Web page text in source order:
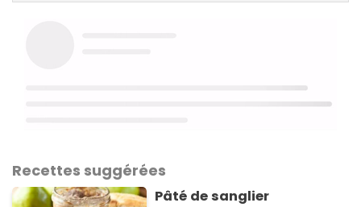
Recettes suggérées
Pâté de sanglier